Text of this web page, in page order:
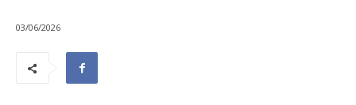
03/06/2026